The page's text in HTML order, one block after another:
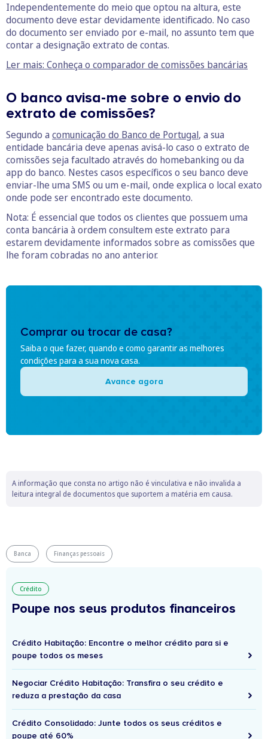
Independentemente do meio que optou na altura, este
documento deve estar devidamente identificado. No caso
do documento ser enviado por e-mail, no assunto tem que
contar a designação extrato de contas.
Ler mais: Conheça o comparador de comissões bancárias
O banco avisa-me sobre o envio do
extrato de comissões?
Segundo a comunicação do Banco de Portugal, a sua
entidade bancária deve apenas avisá-lo caso o extrato de
comissões seja facultado através do homebanking ou da
app do banco. Nestes casos específicos o seu banco deve
enviar-lhe uma SMS ou um e-mail, onde explica o local exato
onde pode ser encontrado este documento.
Nota: É essencial que todos os clientes que possuem uma
conta bancária à ordem consultem este extrato para
estarem devidamente informados sobre as comissões que
lhe foram cobradas no ano anterior.
Comprar ou trocar de casa?
Saiba o que fazer, quando e como garantir as melhores
condições para a sua nova casa.
Avance agora
A informação que consta no artigo não é vinculativa e não invalida a
leitura integral de documentos que suportem a matéria em causa.
Banca Finanças pessoais
Crédito
Poupe nos seus produtos financeiros
Crédito Habitação: Encontre o melhor crédito para si e
poupe todos os meses
Negociar Crédito Habitação: Transfira o seu crédito e
reduza a prestação da casa
Crédito Consolidado: Junte todos os seus créditos e
poupe até 60%